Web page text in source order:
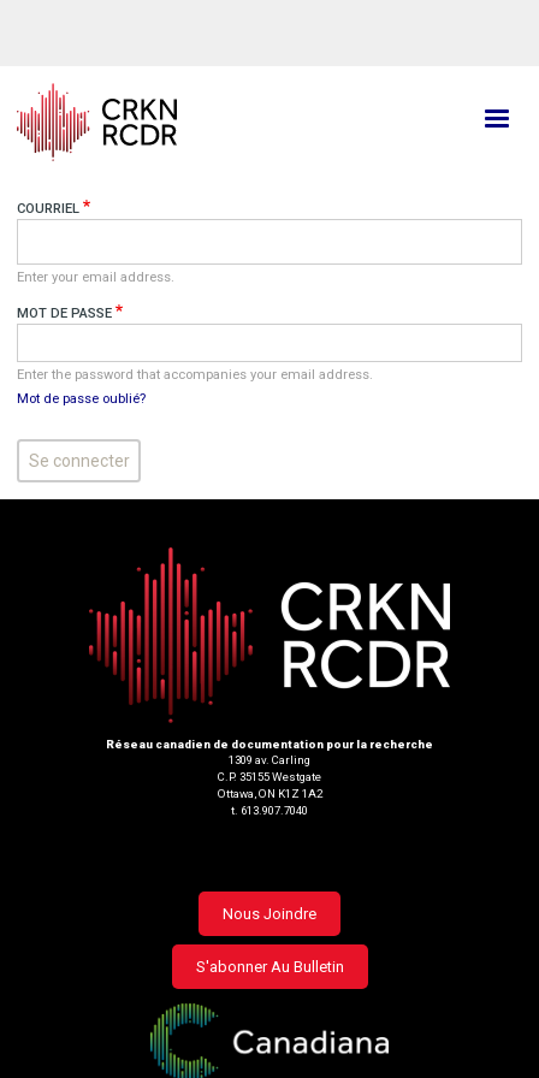
principal
COURRIEL
Enter your email address.
MOT DE PASSE
Enter the password that accompanies your email address.
Mot de passe oublié?
Réseau canadien de documentation pour la recherche
1309 av. Carling
C.P. 35155 Westgate
Ottawa, ON K1Z 1A2
t. 613.907.7040
Footer
menu
Nous Joindre
S'abonner Au Bulletin